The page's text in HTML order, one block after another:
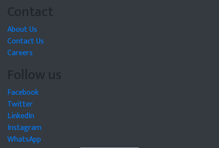
Contact
About Us
Contact Us
Careers
Follow us
Facebook
Twitter
LinkedIn
Instagram
WhatsApp